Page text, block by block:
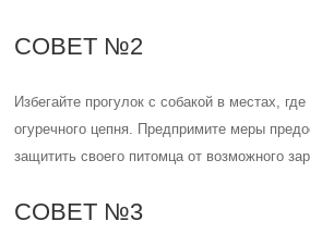
СОВЕТ №2
Избегайте прогулок с собакой в местах,
огуречного цепня. Предпримите меры
защитить своего питомца от возможного
СОВЕТ №3